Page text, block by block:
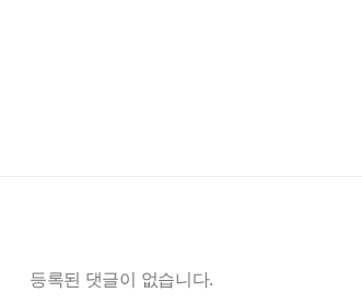
등록된 댓글이 없습니다.